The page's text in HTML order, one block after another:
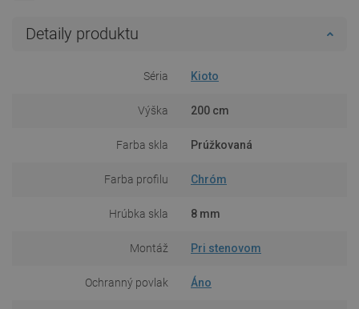
Detaily produktu
Séria Kioto
Výška 200 cm
Farba skla Prúžkovaná
Farba profilu Chróm
Hrúbka skla 8 mm
Montáž Pri stenovom
Ochranný povlak Áno